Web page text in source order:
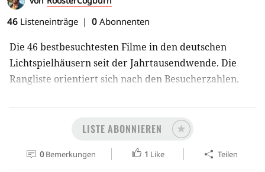
46 Listeneinträge 0 Abonnenten
Die 46 bestbesuchtesten Filme in den deutschen
Lichtspielhäusern seit der Jahrtausendwende. Die
Rangliste orientiert sich nach den Besucherzahlen.
LISTE ABONNIEREN
0 Bemerkungen 1 Like Teilen